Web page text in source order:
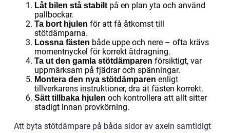
Låt bilen stå stabiltpå en plan yta och använd
pallbockar.
Ta bort hjulen för att få åtkomst till
stötdämparna.
Lossna fästen både uppe och nere – ofta krävs
momentnyckel för korrekt åtdragning.
Ta ut den gamla stötdämparen försiktigt, var
uppmärksam på fjädrar och spänningar.
Montera den nya stötdämparen enligt
tillverkarens instruktioner, dra åt fästen korrekt.
Sätt tillbaka hjulen och kontrollera att allt sitter
stadigt innan provkörning.
Att byta stötdämpare på båda sidor av axeln samtidigt